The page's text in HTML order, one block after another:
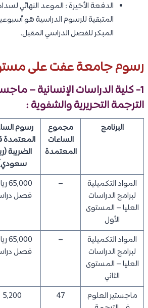
الدفعة الأخيرة : الموعد النهائي
المتبقية للرسوم الدراسية هو
المبكر للفصل الدراسي المقبل. ​
رسوم جامعة عفت على
1- كلية الدراسات الإنسانية –
الترجمة التحريرية والشفوية :
البرنامج
مجموع
الساعات
المعتمدة
رسوم
المعتمدة
الضريبة
​المواد التكميلية
لبرامج الدراسات
العليا – المستوى
الأول
–
فصل
المواد التكميلية
لبرامج الدراسات
العليا – المستوى
الثاني
–
فصل
ماجستير العلوم
47​
5,200